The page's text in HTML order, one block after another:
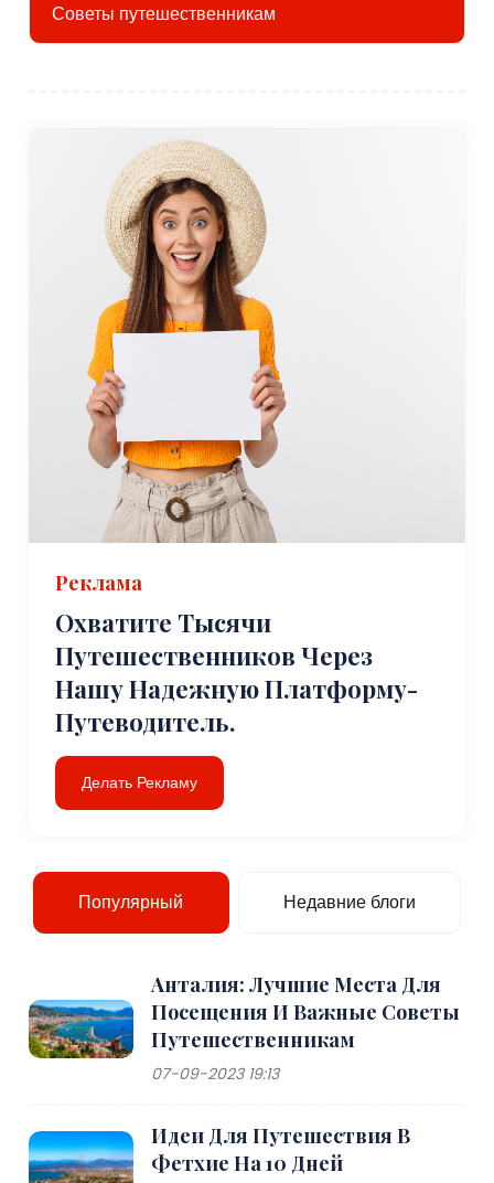
Советы путешественникам
Реклама
Охватите Тысячи
Путешественников Через
Нашу Надежную Платформу-
Путеводитель.
Делать Рекламу
Популярный Недавние блоги
Анталия: Лучшие Места Для
Посещения И Важные Советы
Путешественникам
07-09-2023 19:13
Идеи Для Путешествия В
Фетхие На 10 Дней